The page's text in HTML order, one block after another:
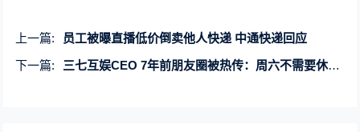
上一篇:
员工被曝直播低价倒卖他人快递 中通快递回应
下一篇:
三七互娱CEO 7年前朋友圈被热传：周六不需要休息 我们父辈都工作